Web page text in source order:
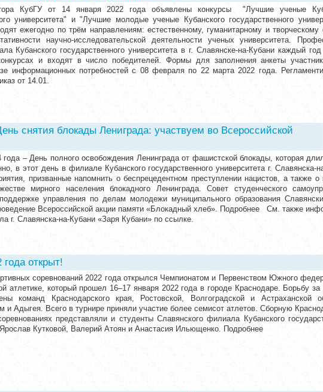
КубГУ от 14 января 2022 года объявлены конкурсы "Лучшие ученые
университета" и "Лучшие молодые ученые Кубанского государственного
ежегодно по трём направлениям: естественному, гуманитарному и
научно-исследовательской деятельности ученых университета.
Кубанского государственного университета в г. Славянске-на-Кубани каждый год
и входят в число победителей. Формы для заполнения анкеты
информационных потребностей с 08 февраля по 22 марта 2022 года.
от 14.01.
снятия блокады Лениграда: участвуем во Всероссийской
года – День полного освобождения Ленинграда от фашистской блокады, которая
в этот день в филиале Кубанского государственного университета г. Славянска-
призванные напомнить о беспрецедентном преступлении нацистов, а также о
мирного населения блокадного Ленинграда. Совет студенческого
управления по делам молодежи муниципального образования
Всероссийской акции памяти «Блокадный хлеб». Подробнее См. также
г. Славянска-на-Кубани «Заря Кубани» по ссылке.
открыт!
соревнований 2022 года открылся Чемпионатом и Первенством Южного
атлетике, который прошел 16–17 января 2022 года в городе Краснодаре. Борьбу за
команд Краснодарского края, Ростовской, Волгоградской и Астраханской
и Адыгея. Всего в турнире приняли участие более семисот атлетов. Сборную
представляли и студенты Славянского филиала Кубанского
Кутковой, Валерий Атоян и Анастасия Ильющенко. Подробнее